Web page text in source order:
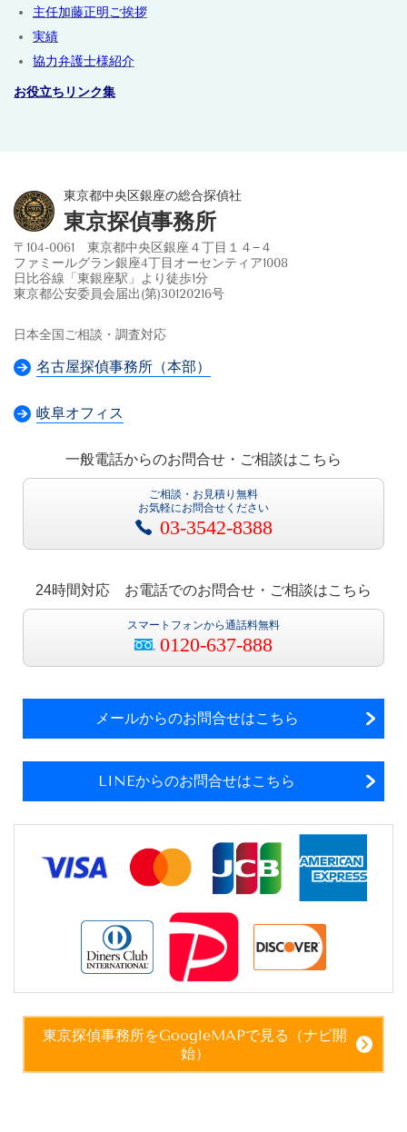
主任加藤正明ご挨拶
実績
協力弁護士様紹介
お役立ちリンク集
東京都中央区銀座の総合探偵社
東京探偵事務所
〒104-0061 東京都中央区銀座４丁目１４−４
ファミールグラン銀座4丁目オーセンティア1008
日比谷線「東銀座駅」より徒歩1分
東京都公安委員会届出(第)30120216号
日本全国ご相談・調査対応
名古屋探偵事務所（本部）
岐阜オフィス
一般電話からのお問合せ・ご相談はこちら
ご相談・お見積り無料
お気軽にお問合せください
03-3542-8388
24時間対応 お電話でのお問合せ・ご相談はこちら
スマートフォンから通話料無料
0120-637-888
メールからのお問合せはこちら
LINEからのお問合せはこちら
東京探偵事務所をGoogleMAPで見る（ナビ開
始）